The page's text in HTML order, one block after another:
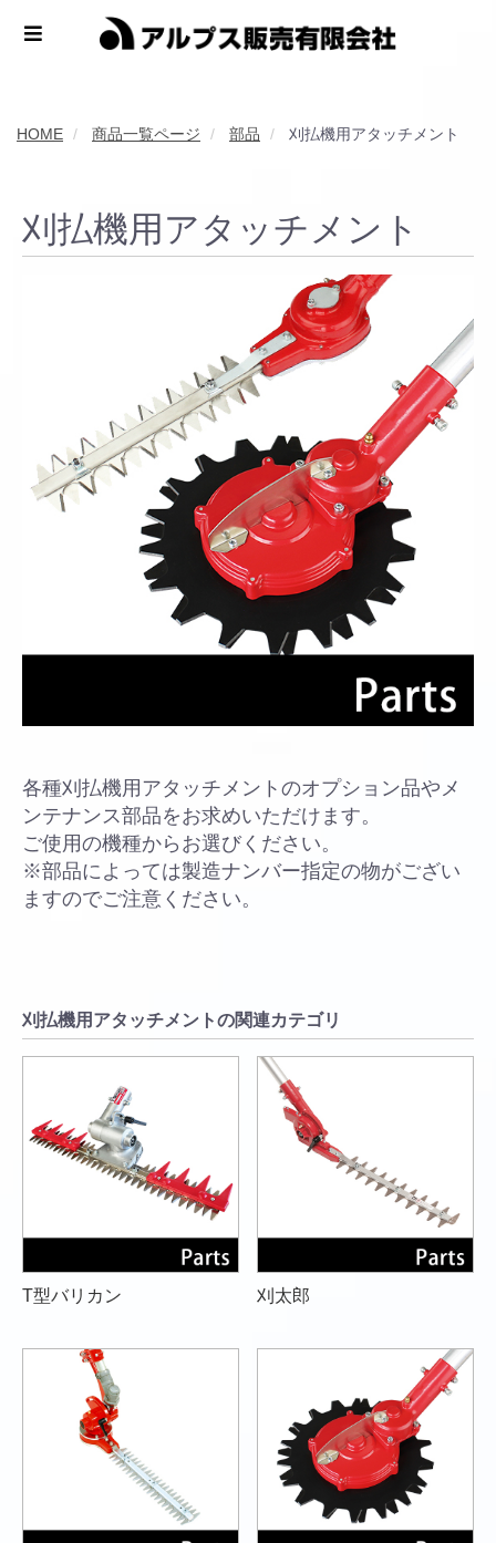
HOME 商品一覧ページ 部品 刈払機用アタッチメント
刈払機用アタッチメント
各種刈払機用アタッチメントのオプション品やメ
ンテナンス部品をお求めいただけます。
ご使用の機種からお選びください。
※部品によっては製造ナンバー指定の物がござい
ますのでご注意ください。
刈払機用アタッチメントの関連カテゴリ
T型バリカン 刈太郎